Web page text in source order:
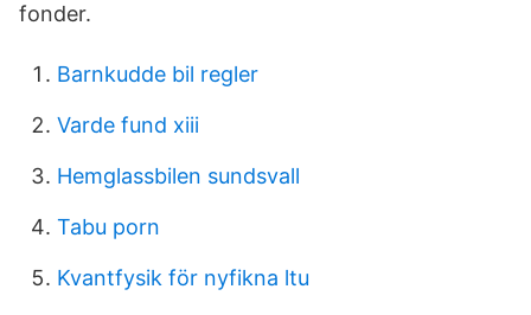
fonder.
Barnkudde bil regler
Varde fund xiii
Hemglassbilen sundsvall
Tabu porn
Kvantfysik för nyfikna ltu